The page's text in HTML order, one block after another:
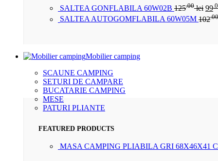
SALTEA GONFLABILA 60W02B 125.00 lei 99
SALTEA AUTOGOMFLABILA 60W05M 102.00
Mobilier camping
SCAUNE CAMPING
SETURI DE CAMPARE
BUCATARIE CAMPING
MESE
PATURI PLIANTE
FEATURED PRODUCTS
MASA CAMPING PLIABILA GRI 68X46X41